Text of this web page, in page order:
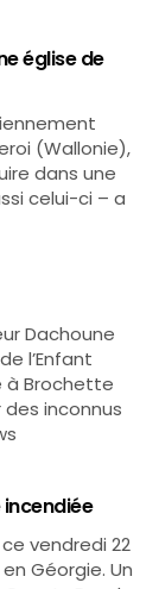
église de
(Wallonie),
dans une
celui-ci – a
Dachoune
l’Enfant
à Brochette
inconnus
vendredi 22
Géorgie. Un